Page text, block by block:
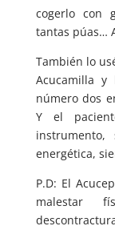
cogerlo con
tantas púas…
También lo
Acucamilla y
número dos
Y el
instrumento,
energética,
P.D: El
malestar